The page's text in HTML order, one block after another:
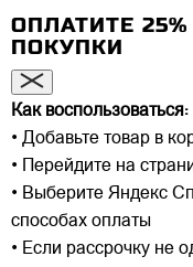
ОПЛАТИТЕ
ПОКУПКИ
Как воспользоваться:
• Добавьте товар в
• Перейдите на
• Выберите Яндекс
способах оплаты
• Если рассрочку не